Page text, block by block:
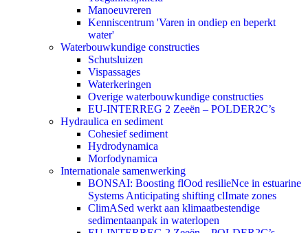
Manoeuvreren
Kenniscentrum 'Varen in ondiep en beperkt
water'
Waterbouwkundige constructies
Schutsluizen
Vispassages
Waterkeringen
Overige waterbouwkundige constructies
EU-INTERREG 2 Zeeën – POLDER2C’s
Hydraulica en sediment
Cohesief sediment
Hydrodynamica
Morfodynamica
Internationale samenwerking
BONSAI: Boosting flOod resilieNce in estuarine
Systems Anticipating shifting clImate zones
ClimASed werkt aan klimaatbestendige
sedimentaanpak in waterlopen